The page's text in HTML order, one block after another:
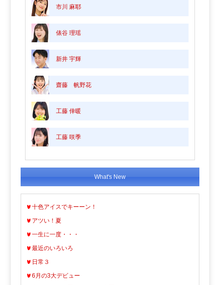
市川 麻耶
俵谷 理瑶
新井 宇輝
齋藤 帆野花
工藤 倖暖
工藤 咲季
What's New
十色アイスでキーーン！
アツい！夏
一生に一度・・・
最近のいろいろ
日常３
6月の3大デビュー